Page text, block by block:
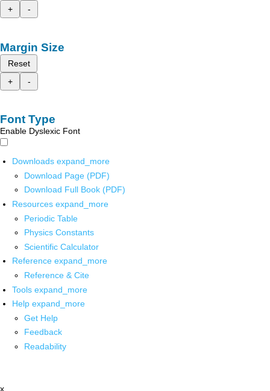
+
-
Margin Size
Reset
+
-
Font Type
Enable Dyslexic Font
Downloads expand_more
Download Page (PDF)
Download Full Book (PDF)
Resources expand_more
Periodic Table
Physics Constants
Scientific Calculator
Reference expand_more
Reference & Cite
Tools expand_more
Help expand_more
Get Help
Feedback
Readability
x